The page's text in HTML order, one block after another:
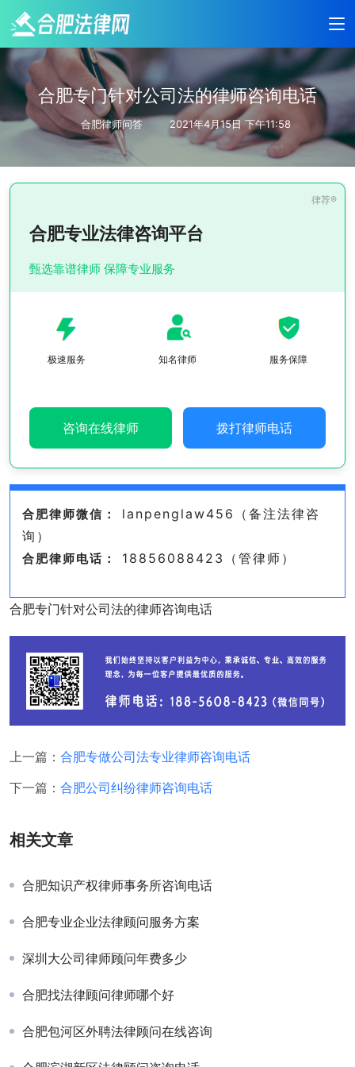
合肥专门针对公司法的律师咨询电话
合肥律师问答 2021年4月15日 下午11:58
合肥专业法律咨询平台
甄选靠谱律师 保障专业服务
极速服务 知名律师 服务保障
咨询在线律师 拨打律师电话
合肥律师微信：
lanpenglaw456（备注法律咨
询）
合肥律师电话： 18856088423（管律师）
合肥专门针对公司法的律师咨询电话
上一篇： 合肥专做公司法专业律师咨询电话
下一篇： 合肥公司纠纷律师咨询电话
相关文章
合肥知识产权律师事务所咨询电话
合肥专业企业法律顾问服务方案
深圳大公司律师顾问年费多少
合肥找法律顾问律师哪个好
合肥包河区外聘法律顾问在线咨询